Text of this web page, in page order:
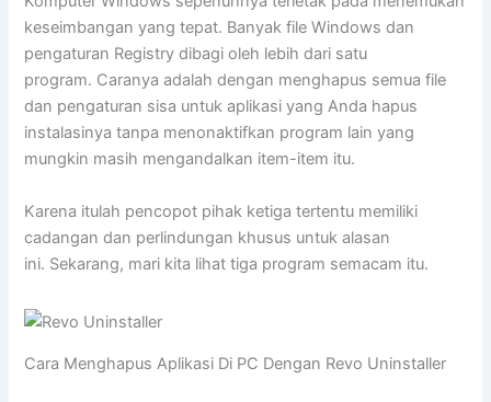
keseimbangan yang tepat. Banyak file Windows dan
pengaturan Registry dibagi oleh lebih dari satu
program. Caranya adalah dengan menghapus semua file
dan pengaturan sisa untuk aplikasi yang Anda hapus
instalasinya tanpa menonaktifkan program lain yang
mungkin masih mengandalkan item-item itu.
Karena itulah pencopot pihak ketiga tertentu memiliki
cadangan dan perlindungan khusus untuk alasan
ini. Sekarang, mari kita lihat tiga program semacam itu.
Cara Menghapus Aplikasi Di PC Dengan Revo Uninstaller